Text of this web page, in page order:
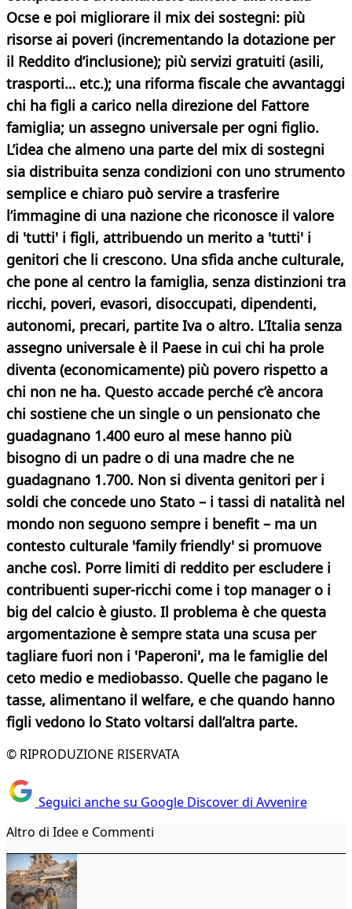
Ocse e poi migliorare il mix dei sostegni: più
risorse ai poveri (incrementando la dotazione per
il Reddito d’inclusione); più servizi gratuiti (asili,
trasporti… etc.); una riforma fiscale che avvantaggi
chi ha figli a carico nella direzione del Fattore
famiglia; un assegno universale per ogni figlio.
L’idea che almeno una parte del mix di sostegni
sia distribuita senza condizioni con uno strumento
semplice e chiaro può servire a trasferire
l’immagine di una nazione che riconosce il valore
di 'tutti' i figli, attribuendo un merito a 'tutti' i
genitori che li crescono. Una sfida anche culturale,
che pone al centro la famiglia, senza distinzioni tra
ricchi, poveri, evasori, disoccupati, dipendenti,
autonomi, precari, partite Iva o altro. L’Italia senza
assegno universale è il Paese in cui chi ha prole
diventa (economicamente) più povero rispetto a
chi non ne ha. Questo accade perché c’è ancora
chi sostiene che un single o un pensionato che
guadagnano 1.400 euro al mese hanno più
bisogno di un padre o di una madre che ne
guadagnano 1.700. Non si diventa genitori per i
soldi che concede uno Stato – i tassi di natalità nel
mondo non seguono sempre i benefit – ma un
contesto culturale 'family friendly' si promuove
anche così. Porre limiti di reddito per escludere i
contribuenti super-ricchi come i top manager o i
big del calcio è giusto. Il problema è che questa
argomentazione è sempre stata una scusa per
tagliare fuori non i 'Paperoni', ma le famiglie del
ceto medio e mediobasso. Quelle che pagano le
tasse, alimentano il welfare, e che quando hanno
figli vedono lo Stato voltarsi dall’altra parte.
© RIPRODUZIONE RISERVATA
Seguici anche su Google Discover di Avvenire
Altro di Idee e Commenti